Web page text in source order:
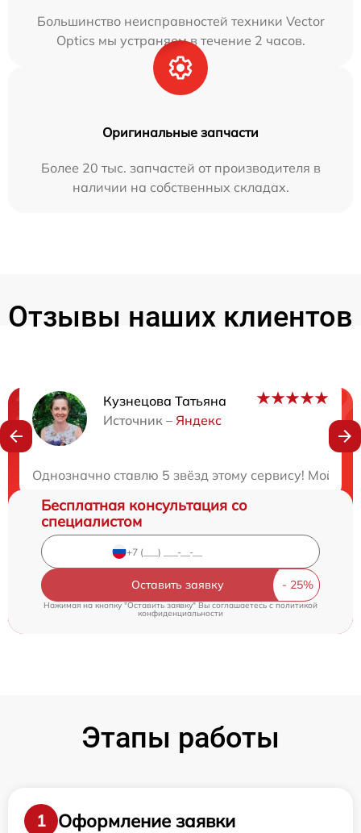
Большинство неисправностей техники Vector
Optics мы устраняем в течение 2 часов.
Оригинальные запчасти
Более 20 тыс. запчастей от производителя в
наличии на собственных складах.
Отзывы наших клиентов
Кузнецова Татьяна
Источник – Яндекс
Однозначно ставлю 5 звёзд этому сервису! Мой
Нужна консультация?
Бесплатная консультация со
специалистом
Оставить заявку
Нажимая на кнопку "Оставить заявку" Вы соглашаетесь cполитикой
конфиденциальности
Этапы работы
1
Оформление заявки